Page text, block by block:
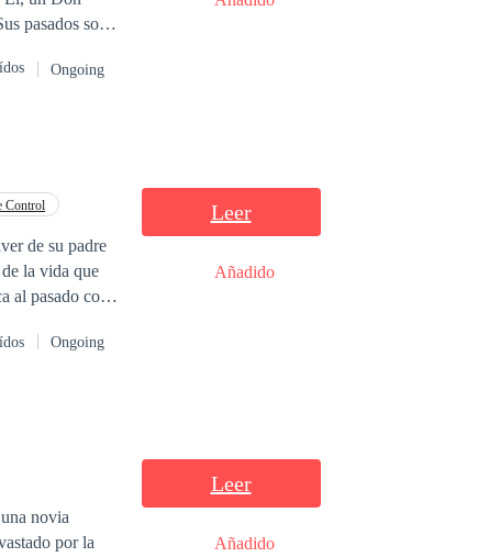
más queOngoing
Control
la vida que
al pasado con
estarlo. Nero
Ongoing
Leer
Añadido
novia
por la
Leer
Añadido